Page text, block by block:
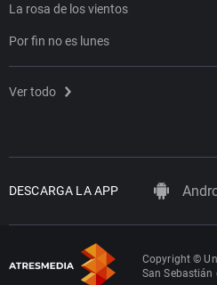
La rosa de los vientos
Por fin no es lunes
Ver todo
DESCARGA LA APP
Copyright ©
San Sebastián